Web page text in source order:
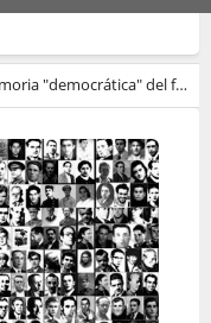
"democrática" del franquismo?